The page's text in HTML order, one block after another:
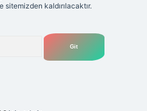
kaldırılacaktır.